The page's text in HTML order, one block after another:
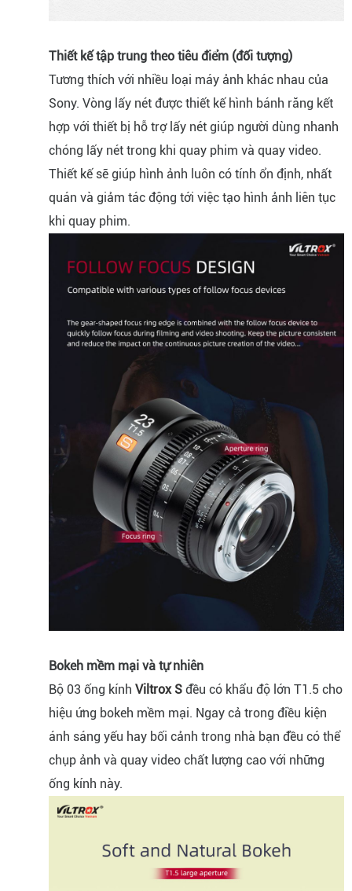
Thiết kế tập trung theo tiêu điểm (đối tượng)
Tương thích với nhiều loại máy ảnh khác nhau của
Sony. Vòng lấy nét được thiết kế hình bánh răng kết
hợp với thiết bị hỗ trợ lấy nét giúp người dùng nhanh
chóng lấy nét trong khi quay phim và quay video.
Thiết kế sẽ giúp hình ảnh luôn có tính ổn định, nhất
quán và giảm tác động tới việc tạo hình ảnh liên tục
khi quay phim.
Bokeh mềm mại và tự nhiên
Bộ 03 ống kính Viltrox S đều có khẩu độ lớn T1.5 cho
hiệu ứng bokeh mềm mại. Ngay cả trong điều kiện
ánh sáng yếu hay bối cảnh trong nhà bạn đều có thể
chụp ảnh và quay video chất lượng cao với những
ống kính này.